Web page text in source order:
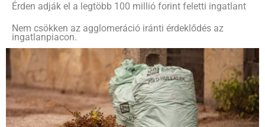
Érden adják el a legtöbb 100 millió forint feletti ingatlant
Nem csökken az agglomeráció iránti érdeklődés az
ingatlanpiacon.